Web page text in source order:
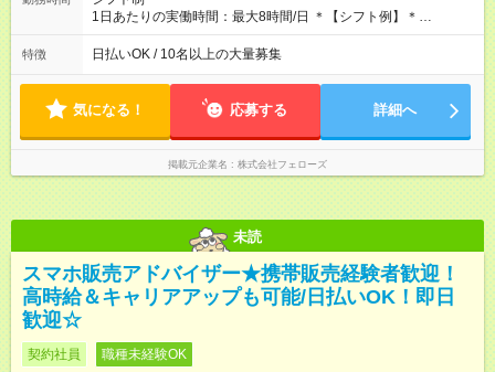
1日あたりの実働時間：最大8時間/日 ＊【シフト例】＊
(1) 10:00～19:00 (2) 11:00～20:00 (3) 12:00～21:00 など ◎
いずれも実働8時間・休憩1時間です。中抜けシフトなどはあり
たい」などあれば相談に応じますのでおっしゃってください！
特徴 日払いOK / 10名以上の大量募集
気になる！ 応募する 詳細へ
掲載元企業名 株式会社フェローズ
未読
スマホ販売アドバイザー★携帯販売経験者歓迎！
高時給＆キャリアアップも可能/日払いOK！即日
歓迎☆
契約社員 職種未経験OK